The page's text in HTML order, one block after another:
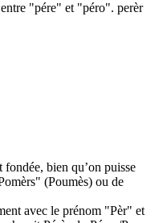
"pére" et "péro". perèr
bien qu’on puisse
(Poumès) ou de
avec le prénom "Pèr" et